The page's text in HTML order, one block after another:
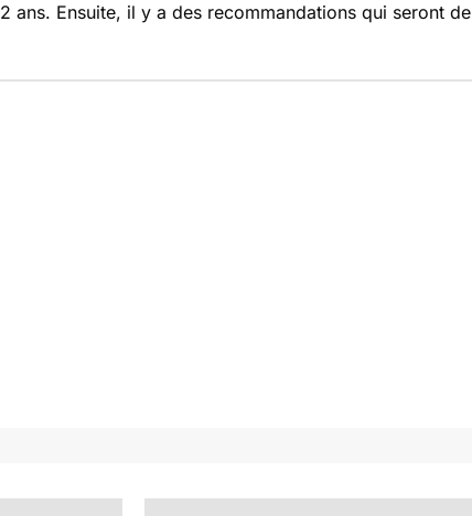
ans. Ensuite, il y a des recommandations qui seront de